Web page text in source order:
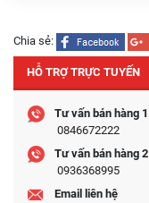
Chia sẻ:
HỖ TRỢ TRỰC TUYẾN
Tư vấn bán hàng 1
0846672222
Tư vấn bán hàng 2
0936368995
Email liên hệ